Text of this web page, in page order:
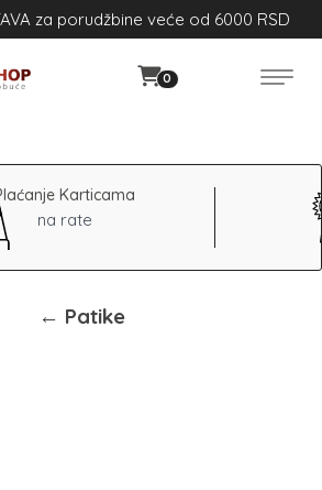
za porudžbine veće od 6000 RSD
0
Karticama
na rate
← Patike